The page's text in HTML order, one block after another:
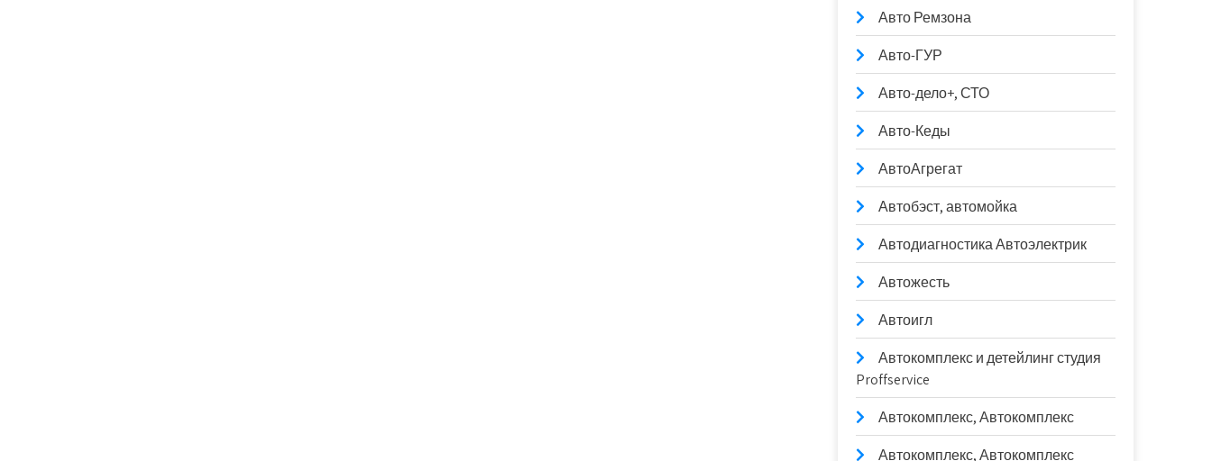
Авто Ремзона
Авто-ГУР
Авто-дело+, СТО
Авто-Кеды
АвтоАгрегат
Автобэст, автомойка
Автодиагностика Автоэлектрик
Автожесть
Автоигл
Автокомплекс и детейлинг студия
Proffservice
Автокомплекс, Автокомплекс
Автокомплекс, Автокомплекс